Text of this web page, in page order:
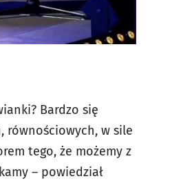
Bardzo się
równościowych, w sile
tego, że możemy z
– powiedział